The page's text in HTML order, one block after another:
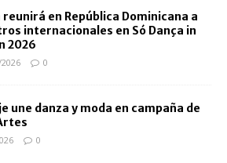
reunirá en República Dominicana a
internacionales en Só Dança in
2026
0
une danza y moda en campaña de
0